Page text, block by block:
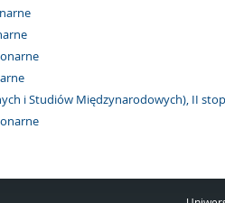
i Studiów Międzynarodowych), II